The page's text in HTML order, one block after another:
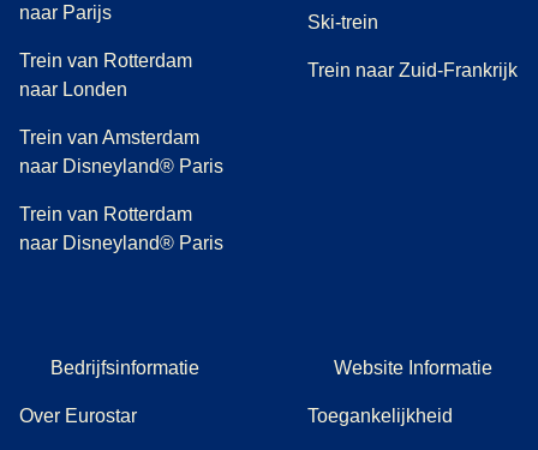
naar Parijs
Trein van Rotterdam
naar Londen
Trein van Amsterdam
naar Disneyland® Paris
Trein van Rotterdam
naar Disneyland® Paris
Ski-trein
Trein naar Zuid-Frankrijk
Bedrijfsinformatie
Over Eurostar
Website Informatie
Toegankelijkheid